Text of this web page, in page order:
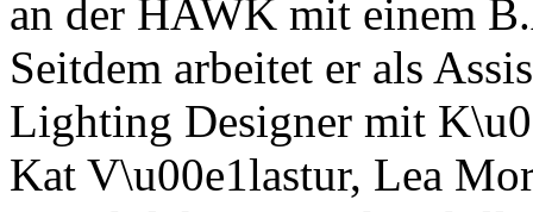
an der HAWK mit einem
Seitdem arbeitet er als
Lighting Designer mit
Kat V\u00e1lastur, Lea